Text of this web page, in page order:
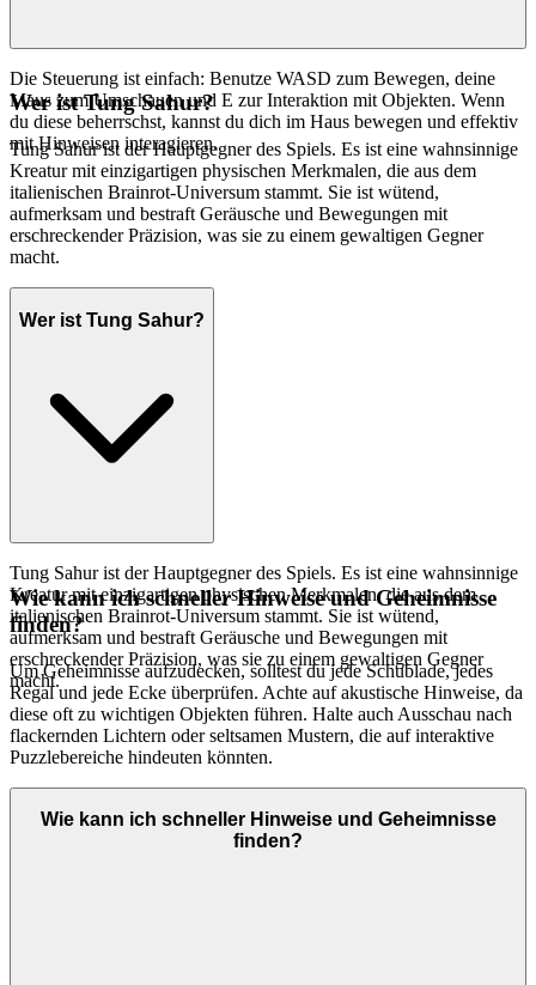
Die Steuerung ist einfach: Benutze WASD zum Bewegen, deine
Maus zum Umschauen und E zur Interaktion mit Objekten. Wenn
du diese beherrschst, kannst du dich im Haus bewegen und effektiv
mit Hinweisen interagieren.
Wer ist Tung Sahur?
Tung Sahur ist der Hauptgegner des Spiels. Es ist eine wahnsinnige
Kreatur mit einzigartigen physischen Merkmalen, die aus dem
italienischen Brainrot-Universum stammt. Sie ist wütend,
aufmerksam und bestraft Geräusche und Bewegungen mit
erschreckender Präzision, was sie zu einem gewaltigen Gegner
macht.
Wer ist Tung Sahur?
Tung Sahur ist der Hauptgegner des Spiels. Es ist eine wahnsinnige
Kreatur mit einzigartigen physischen Merkmalen, die aus dem
italienischen Brainrot-Universum stammt. Sie ist wütend,
aufmerksam und bestraft Geräusche und Bewegungen mit
erschreckender Präzision, was sie zu einem gewaltigen Gegner
macht.
Wie kann ich schneller Hinweise und Geheimnisse
finden?
Um Geheimnisse aufzudecken, solltest du jede Schublade, jedes
Regal und jede Ecke überprüfen. Achte auf akustische Hinweise, da
diese oft zu wichtigen Objekten führen. Halte auch Ausschau nach
flackernden Lichtern oder seltsamen Mustern, die auf interaktive
Puzzlebereiche hindeuten könnten.
Wie kann ich schneller Hinweise und Geheimnisse
finden?